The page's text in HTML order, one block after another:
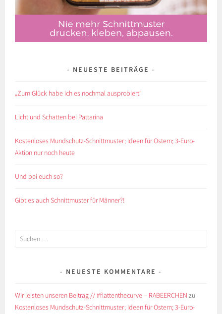
NEUESTE BEITRÄGE
„Zum Glück habe ich es nochmal ausprobiert“
Licht und Schatten bei Pattarina
Kostenloses Mundschutz-Schnittmuster; Ideen für Ostern; 3-Euro-
Aktion nur noch heute
Und bei euch so?
Gibt es auch Schnittmuster für Männer?!
Suchen
NEUESTE KOMMENTARE
Wir leisten unseren Beitrag // #flattenthecurve – RABEERCHEN zu
Kostenloses Mundschutz-Schnittmuster; Ideen für Ostern; 3-Euro-